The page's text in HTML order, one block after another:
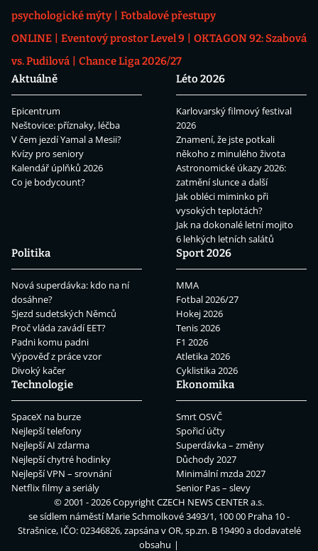
psychologické mýty
Fotbalové přestupy
ONLINE
Eventový prostor Level 9
OKTAGON 92: Szabová
vs. Pudilová
Chance Liga 2026/27
Aktuálně
Epicentrum
Neštovice: příznaky, léčba
V čem jezdí Yamal a Mesii?
Kvízy pro seniory
Kalendář úplňků 2026
Co je bodycount?
Léto 2026
Karlovarský filmový festival
2026
Znamení, že jste potkali
někoho z minulého života
Astronomické úkazy 2026:
zatmění slunce a další
Jak obléci miminko při
vysokých teplotách?
Jak na dokonalé letní mojito
6 lehkých letních salátů
Politika
Nová superdávka: kdo na ní
dosáhne?
Sjezd sudetských Němců
Proč vláda zavádí EET?
Padni komu padni
Výpověď z práce vzor
Divoký kačer
Sport 2026
MMA
Fotbal 2026/27
Hokej 2026
Tenis 2026
F1 2026
Atletika 2026
Cyklistika 2026
Technologie
SpaceX na burze
Nejlepší telefony
Nejlepší AI zdarma
Nejlepší chytré hodinky
Nejlepší VPN – srovnání
Netflix filmy a seriály
Ekonomika
Smrt OSVČ
Spořicí účty
Superdávka – změny
Důchody 2027
Minimální mzda 2027
Senior Pas – slevy
© 2001 - 2026 CopyrightCZECH NEWS CENTER a.s.
se sídlem náměstí Marie Schmolkové 3493/1, 100 00 Praha 10 -
Strašnice, IČO: 02346826, zapsána v OR, sp.zn. B 19490 a dodavatelé
obsahu